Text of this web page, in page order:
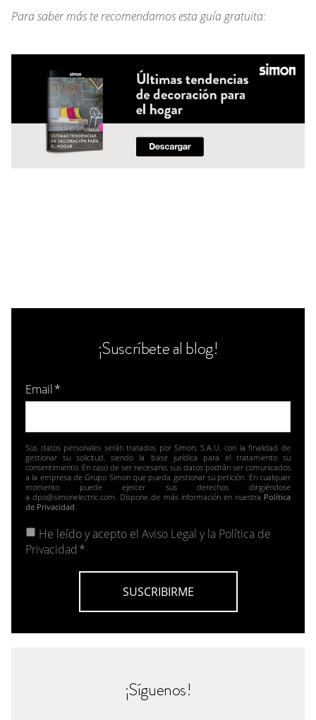
Para saber más te recomendamos esta guía gratuita:
¡Suscríbete al blog!
Email*
Sus datos personales serán tratados por Simon, S.A.U. con la finalidad de
gestionar su solicitud, siendo la base jurídica para el tratamiento su
consentimiento. En caso de ser necesario, sus datos podrán ser comunicados
a la empresa de Grupo Simon que pueda gestionar su petición. En cualquier
momento puede ejercer sus derechos dirigiéndose
a dpo@simonelectric.com. Dispone de más información en nuestra Política
de Privacidad
He leído y acepto el Aviso Legal y la Política de
Privacidad *
¡Síguenos!